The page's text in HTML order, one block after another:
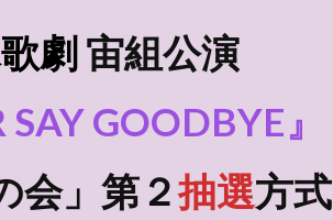
劇 宙組公演
SAY GOODBYE』
会」第２抽選方式